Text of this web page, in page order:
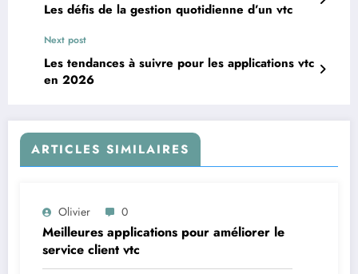
Les défis de la gestion quotidienne d’un vtc
Next post
Les tendances à suivre pour les applications vtc
en 2026
ARTICLES SIMILAIRES
Olivier 0
Meilleures applications pour améliorer le
service client vtc